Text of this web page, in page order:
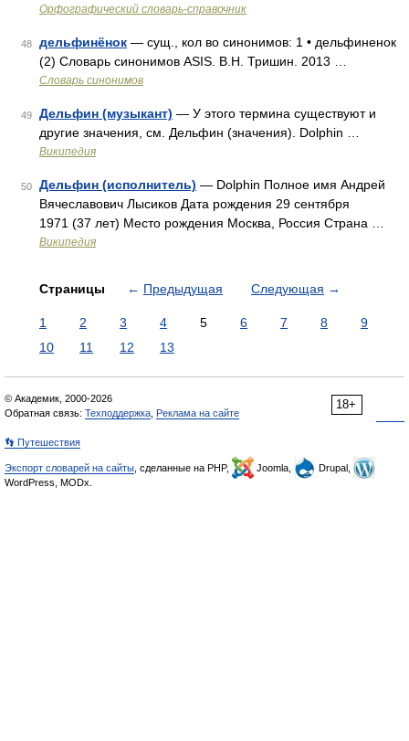
Орфографический словарь-справочник
48 дельфинёнок — сущ., кол во синонимов: 1 • дельфиненок
(2) Словарь синонимов ASIS. В.Н. Тришин. 2013 …
Словарь синонимов
49 Дельфин (музыкант) — У этого термина существуют и
другие значения, см. Дельфин (значения). Dolphin …
Википедия
50 Дельфин (исполнитель) — Dolphin Полное имя Андрей
Вячеславович Лысиков Дата рождения 29 сентября
1971 (37 лет) Место рождения Москва, Россия Страна …
Википедия
Страницы ← Предыдущая Следующая →
1 2 3 4 5 6 7 8
9
10
11 12 13
18+
© Академик, 2000-2026
Обратная связь: Техподдержка Реклама на сайте
👣 Путешествия
Экспорт словарей на сайты , сделанные на PHP, Joomla,
Drupal,
WordPress, MODx.